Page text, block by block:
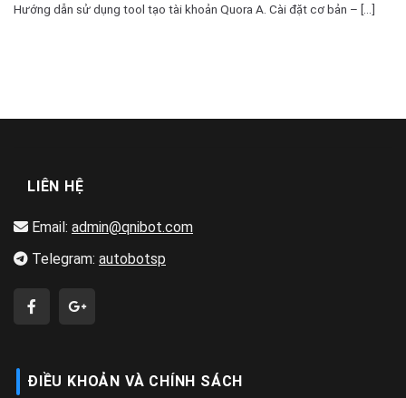
Hướng dẫn sử dụng tool tạo tài khoản Quora A. Cài đặt cơ bản – [...]
LIÊN HỆ
Email: admin@qnibot.com
Telegram: autobotsp
ĐIỀU KHOẢN VÀ CHÍNH SÁCH